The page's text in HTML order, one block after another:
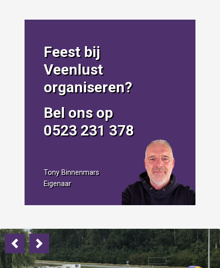
Feest bij
Veenlust
organiseren?
Bel ons op
0523 231 378
Tony Binnenmars
Eigenaar
PreviousNext